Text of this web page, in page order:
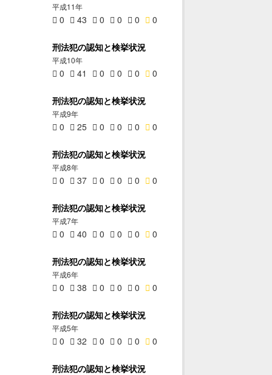
平成11年
0 43 0 0 0 0
刑法犯の認知と検挙状況
平成10年
0 41 0 0 0 0
刑法犯の認知と検挙状況
平成9年
0 25 0 0 0 0
刑法犯の認知と検挙状況
平成8年
0 37 0 0 0 0
刑法犯の認知と検挙状況
平成7年
0 40 0 0 0 0
刑法犯の認知と検挙状況
平成6年
0 38 0 0 0 0
刑法犯の認知と検挙状況
平成5年
0 32 0 0 0 0
刑法犯の認知と検挙状況